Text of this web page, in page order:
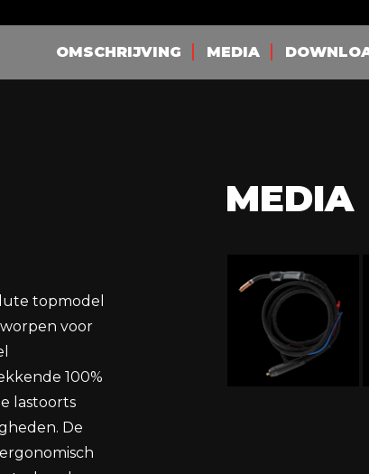
OMSCHRIJVING MEDIA
topmodel
voor
100%
lastoorts
De
MEDIA